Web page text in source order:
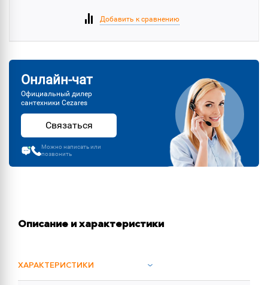
Добавить к сравнению
Онлайн-чат
Официальный дилер
сантехники Cezares
Связаться
Можно написать или
позвонить
Описание и характеристики
ХАРАКТЕРИСТИКИ